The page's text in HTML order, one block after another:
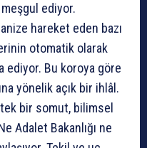
ediyor.
hareket eden bazı
otomatik olarak
ediyor. Bu koroya göre
yönelik açık bir ihlâl.
bir somut, bilimsel
Adalet Bakanlığı ne